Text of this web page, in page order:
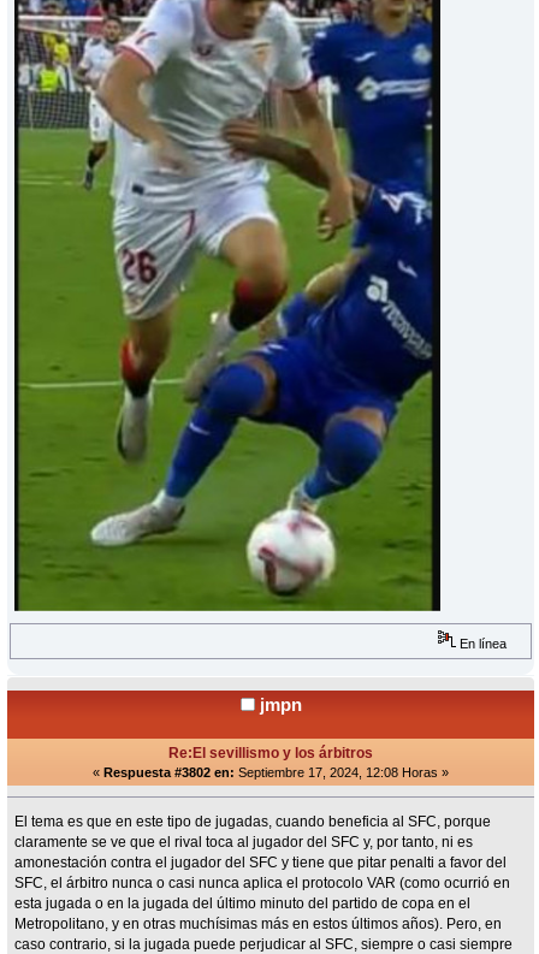
En línea
jmpn
Re:El sevillismo y los árbitros
« Respuesta #3802 en: Septiembre 17, 2024, 12:08 Horas »
El tema es que en este tipo de jugadas, cuando beneficia al SFC, porque
claramente se ve que el rival toca al jugador del SFC y, por tanto, ni es
amonestación contra el jugador del SFC y tiene que pitar penalti a favor del
SFC, el árbitro nunca o casi nunca aplica el protocolo VAR (como ocurrió en
esta jugada o en la jugada del último minuto del partido de copa en el
Metropolitano, y en otras muchísimas más en estos últimos años). Pero, en
caso contrario, si la jugada puede perjudicar al SFC, siempre o casi siempre